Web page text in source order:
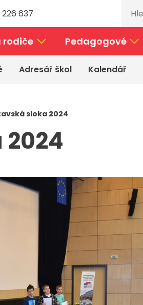
637
rodiče Pedagogové
Adresář škol Kalendář
sloka 2024